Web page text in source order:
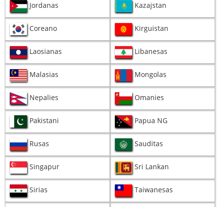
Jordanas Kazajstan
Coreano Kirguistan
Laosianas Libanesas
Malasias Mongolas
Nepalies Omanies
Pakistani Papua NG
Rusas Sauditas
Singapur Sri Lankan
Sirias Taiwanesas